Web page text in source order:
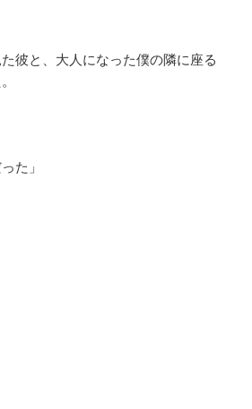
彼と、大人になった僕の隣に座る
た」